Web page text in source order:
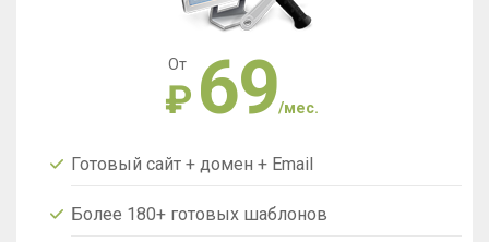
От
₽ 69/мес.
Готовый сайт + домен + Email
Более 180+ готовых шаблонов